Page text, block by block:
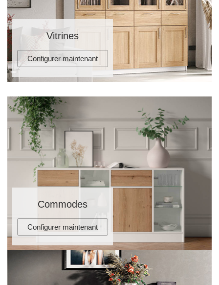
Vitrines
Configurer maintenant
Commodes
Configurer maintenant